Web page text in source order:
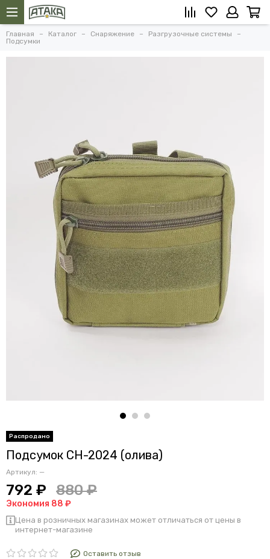
Главная Каталог Снаряжение
Разгрузочные системы
Подсумки
Подсумок CH-2024 (олива)
Артикул: —
792 ₽ 880 ₽
Экономия 88 ₽
Цена в розничных магазинах может отличаться от цены в
интернет-магазине
Оставить отзыв